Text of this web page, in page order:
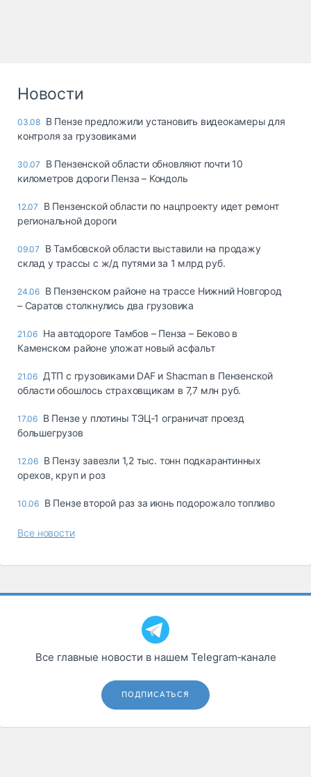
Новости
03.08 В Пензе предложили установить видеокамеры для
контроля за грузовиками
30.07
В Пензенской области обновляют почти 10
километров дороги Пенза – Кондоль
12.07
В Пензенской области по нацпроекту идет ремонт
региональной дороги
09.07
В Тамбовской области выставили на продажу
склад у трассы с ж/д путями за 1 млрд руб.
24.06 В Пензенском районе на трассе Нижний Новгород
– Саратов столкнулись два грузовика
21.06 На автодороге Тамбов – Пенза – Беково в
Каменском районе уложат новый асфальт
21.06 ДТП с грузовиками DAF и Shacman в Пензенской
области обошлось страховщикам в 7,7 млн руб.
17.06 В Пензе у плотины ТЭЦ‑1 ограничат проезд
большегрузов
12.06 В Пензу завезли 1,2 тыс. тонн подкарантинных
орехов, круп и роз
10.06 В Пензе второй раз за июнь подорожало топливо
Все новости
Все главные новости в нашем Telegram‑канале
ПОДПИСАТЬСЯ